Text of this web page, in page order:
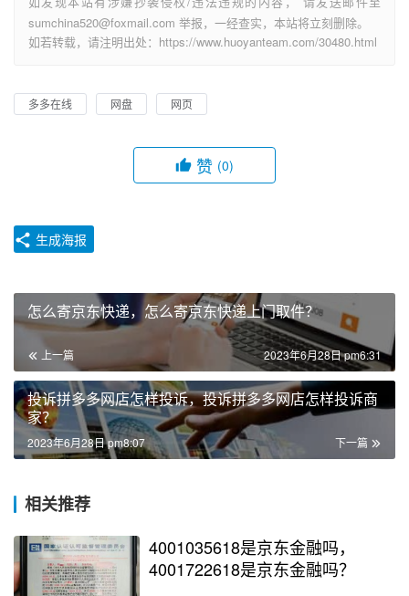
sumchina520@foxmail.com 举报，一经查实，本站将立刻删除。
如若转载，请注明出处：https://www.huoyanteam.com/30480.html
多多在线 网盘 网页
赞 (0)
生成海报
怎么寄京东快递，怎么寄京东快递上门取件？
上一篇 2023年6月28日 pm6:31
投诉拼多多网店怎样投诉，投诉拼多多网店怎样投诉商
家？
下一篇
2023年6月28日 pm8:07
相关推荐
4001035618是京东金融吗，
4001722618是京东金融吗？